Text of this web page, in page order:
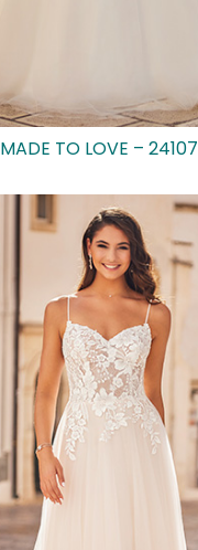
MADE TO LOVE – 24107